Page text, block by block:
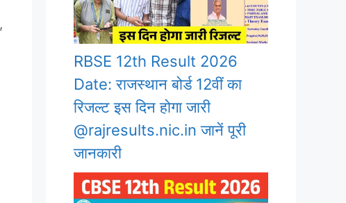
,
RBSE 12th Result 2026
Date: राजस्थान बोर्ड 12वीं का
रिजल्ट इस दिन होगा जारी
@rajresults.nic.in जानें पूरी
जानकारी